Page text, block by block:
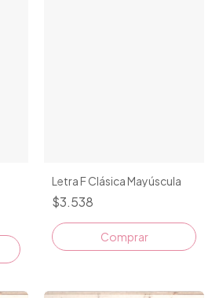
Letra F Clásica Mayúscula
$3.538
Comprar